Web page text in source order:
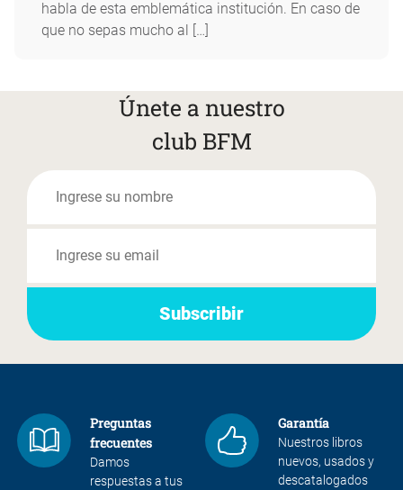
habla de esta emblemática institución. En caso de
que no sepas mucho al […]
Únete a nuestro
club BFM
Preguntas
frecuentes
Damos
respuestas a tus
Garantía
Nuestros libros
nuevos, usados y
descatalogados